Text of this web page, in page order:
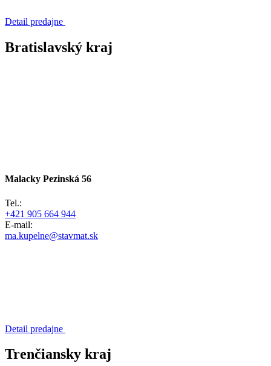
Detail predajne
Bratislavský kraj
Malacky Pezinská 56
Tel.:
+421 905 664 944
E-mail:
ma.kupelne@stavmat.sk
Detail predajne
Trenčiansky kraj